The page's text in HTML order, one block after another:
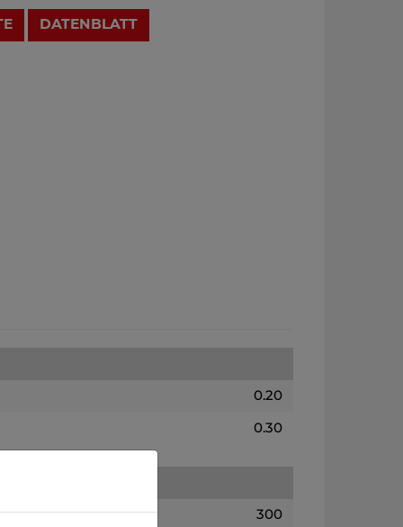
DATENBLATT
0.20
0.30
300